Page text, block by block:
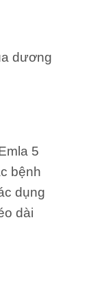
dương
5
bệnh
dụng
dài